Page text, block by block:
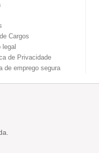
Cargos
de Privacidade
de emprego segura